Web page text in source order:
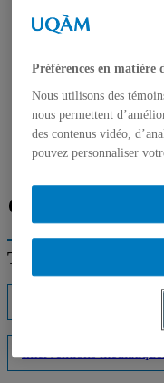
UQAM
Salle de presse
Communiqués de
Autorisation de
Banque de photos
À propos de
Plan du campus
Facebook
Trouver un expert
Préférences en matière
Nous utilisons des
nous permettent
des contenus vidéo,
pouvez personnaliser